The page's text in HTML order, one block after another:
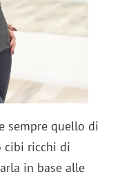
sempre quello di
cibi ricchi di
in base alle